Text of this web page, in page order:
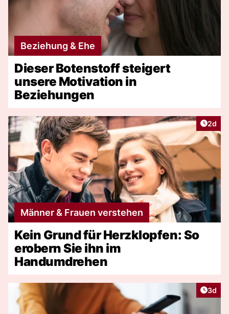
Beziehung & Ehe
Dieser Botenstoff steigert
unsere Motivation in
Beziehungen
2d
Männer & Frauen verstehen
Kein Grund für Herzklopfen: So
erobern Sie ihn im
Handumdrehen
3d